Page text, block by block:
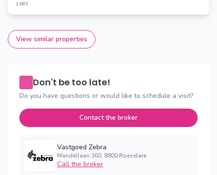
1.683
View similar properties
Don't be too late!
Do you have questions or would like to schedule a visit?
Contact the broker
Vastgoed Zebra
Mandellaan 360, 8800 Roeselare
Call the broker